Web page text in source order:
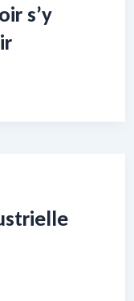
s’y